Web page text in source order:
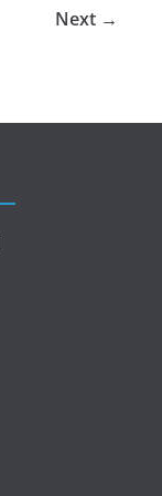
Next →